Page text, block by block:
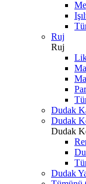
Ruj
Ruj
Dudak
Dudak
Dudak
Dudak